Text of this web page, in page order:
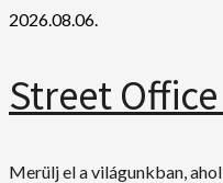
Skip
2026.08.06.
Street
Merülj el a világunkban,